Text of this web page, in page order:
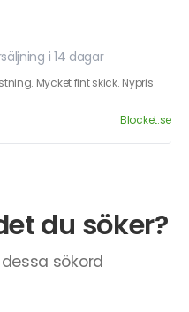
i 14 dagar
Mycket fint skick. Nypris
Blocket.se
du söker?
sökord